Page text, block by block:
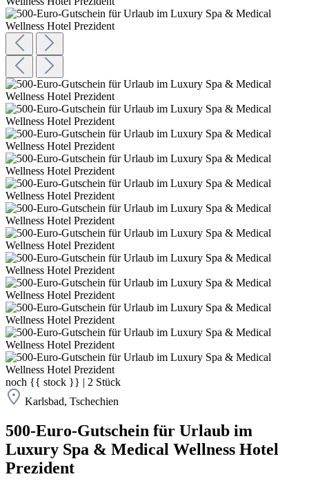
noch {{ stock }} | 2 Stück
Karlsbad, Tschechien
500-Euro-Gutschein für Urlaub im
Luxury Spa & Medical Wellness Hotel
Prezident